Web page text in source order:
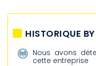
HISTORIQUE
Nous avons
cette entreprise